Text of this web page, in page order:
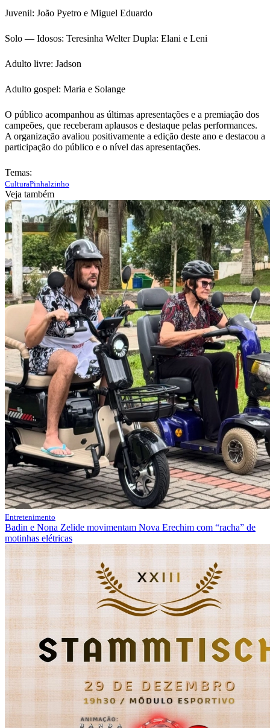
Juvenil: João Pyetro e Miguel Eduardo
Solo — Idosos: Teresinha Welter Dupla: Elani e Leni
Adulto livre: Jadson
Adulto gospel: Maria e Solange
O público acompanhou as últimas apresentações e a premiação dos
campeões, que receberam aplausos e destaque pelas performances.
A organização avaliou positivamente a edição deste ano e destacou a
participação do público e o nível das apresentações.
Temas:
CulturaPinhalzinho
Veja também
Entretenimento
Badin e Nona Zelide movimentam Nova Erechim com “racha” de
motinhas elétricas